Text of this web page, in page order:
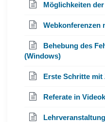
Möglichkeiten
Webkonferenzen
Behebung des
(Windows)
Erste Schritte mit
Referate in